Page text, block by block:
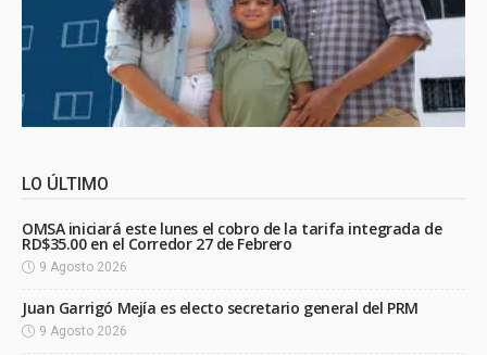
LO ÚLTIMO
OMSA iniciará este lunes el cobro de la tarifa integrada de
RD$35.00 en el Corredor 27 de Febrero
9 Agosto 2026
Juan Garrigó Mejía es electo secretario general del PRM
9 Agosto 2026